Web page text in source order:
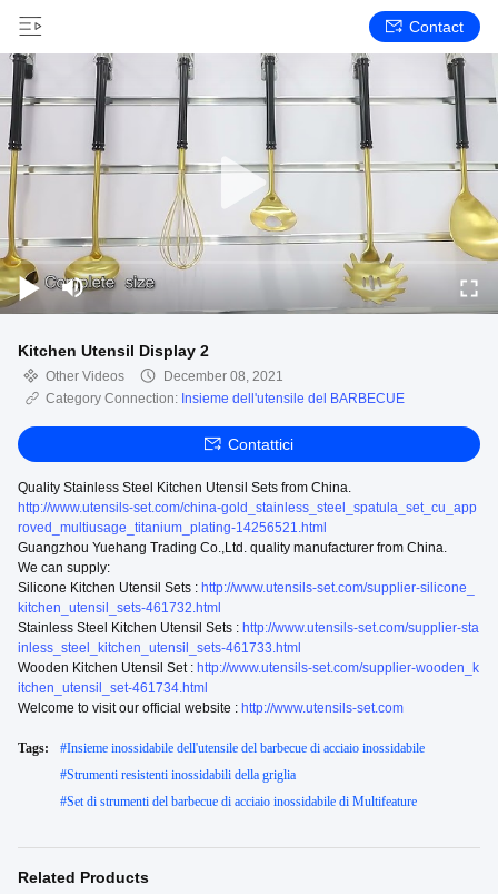
Contact
Kitchen Utensil Display 2
Other Videos
December 08, 2021
Category Connection: Insieme dell'utensile del BARBECUE
Contattici
Quality Stainless Steel Kitchen Utensil Sets from China.
http://www.utensils-set.com/china-gold_stainless_steel_spatula_set_cu_app
roved_multiusage_titanium_plating-14256521.html
Guangzhou Yuehang Trading Co.,Ltd. quality manufacturer from China.
We can supply:
Silicone Kitchen Utensil Sets : http://www.utensils-set.com/supplier-silicone_
kitchen_utensil_sets-461732.html
Stainless Steel Kitchen Utensil Sets : http://www.utensils-set.com/supplier-sta
inless_steel_kitchen_utensil_sets-461733.html
Wooden Kitchen Utensil Set : http://www.utensils-set.com/supplier-wooden_k
itchen_utensil_set-461734.html
Welcome to visit our official website : http://www.utensils-set.com
Tags: #Insieme inossidabile dell'utensile del barbecue di acciaio inossidabile
#Strumenti resistenti inossidabili della griglia
#Set di strumenti del barbecue di acciaio inossidabile di Multifeature
Related Products